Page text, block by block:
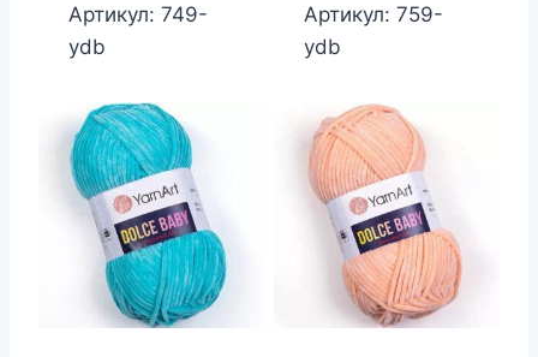
Артикул: 749-
ydb
Артикул: 759-
ydb